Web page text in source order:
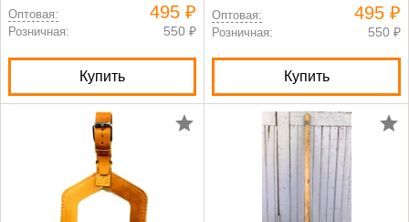
Оптовая:
495 ₽
Розничная: 550 ₽
Купить
Оптовая:
495 ₽
Розничная: 550 ₽
Купить